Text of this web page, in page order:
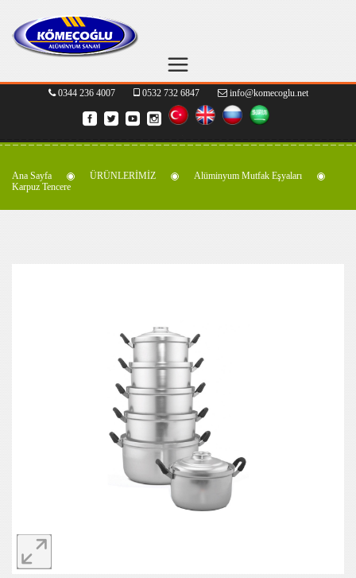
0344 236 4007 0532 732 6847 info@komecoglu.net
Ana Sayfa ÜRÜNLERİMİZ
Alüminyum Mutfak Eşyaları
Karpuz Tencere